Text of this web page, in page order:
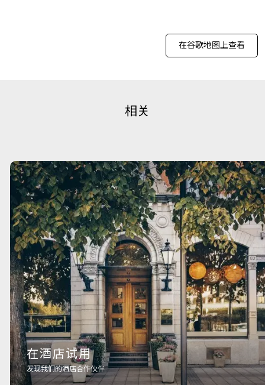
在谷歌地图上查看
相关
在酒店试用
发现我们的酒店合作伙伴